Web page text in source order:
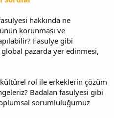
hakkında ne
korunması ve
Fasulye gibi
pazarda yer edinmesi,
kültürel rol ile erkeklerin çözüm
Badalan fasulyesi gibi
sorumluluğumuz